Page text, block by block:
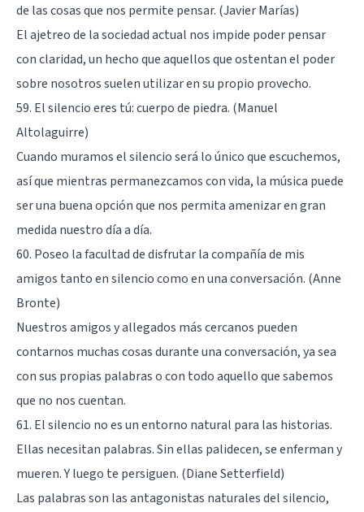
de las cosas que nos permite pensar. (Javier Marías)
El ajetreo de la sociedad actual nos impide poder pensar
con claridad, un hecho que aquellos que ostentan el poder
sobre nosotros suelen utilizar en su propio provecho.
59. El silencio eres tú: cuerpo de piedra. (Manuel
Altolaguirre)
Cuando muramos el silencio será lo único que escuchemos,
así que mientras permanezcamos con vida, la música puede
ser una buena opción que nos permita amenizar en gran
medida nuestro día a día.
60. Poseo la facultad de disfrutar la compañía de mis
amigos tanto en silencio como en una conversación. (Anne
Bronte)
Nuestros amigos y allegados más cercanos pueden
contarnos muchas cosas durante una conversación, ya sea
con sus propias palabras o con todo aquello que sabemos
que no nos cuentan.
61. El silencio no es un entorno natural para las historias.
Ellas necesitan palabras. Sin ellas palidecen, se enferman y
mueren. Y luego te persiguen. (Diane Setterfield)
Las palabras son las antagonistas naturales del silencio,